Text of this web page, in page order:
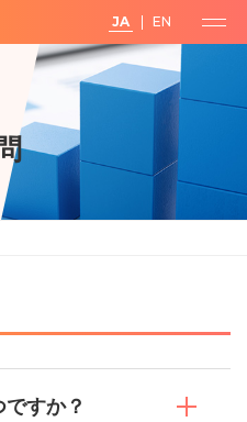
すか？
JA EN